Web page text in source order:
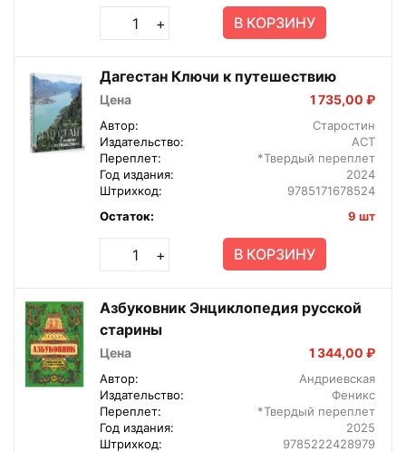
+ В КОРЗИНУ
Дагестан Ключи к путешествию
Цена 1 735,00 ₽
Автор:
Старостин
Издательство:
АСТ
Переплет:
*Твердый переплет
Год издания:
2024
Штрихкод:
9785171678524
Остаток:
9 шт
+ В КОРЗИНУ
Азбуковник Энциклопедия русской
старины
Цена 1 344,00 ₽
Автор:
Андриевская
Издательство:
Феникс
Переплет:
*Твердый переплет
Год издания:
2025
Штрихкод:
9785222428979